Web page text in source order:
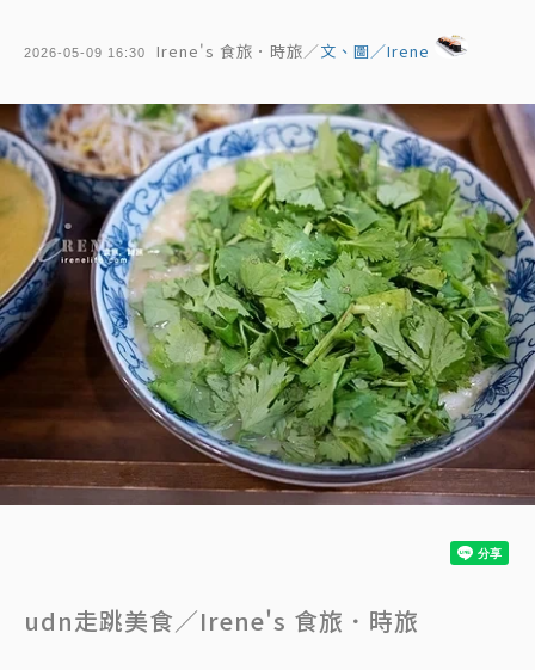
2026-05-09 16:30 Irene's 食旅．時旅／文、圖／Irene
udn走跳美食／Irene's 食旅．時旅